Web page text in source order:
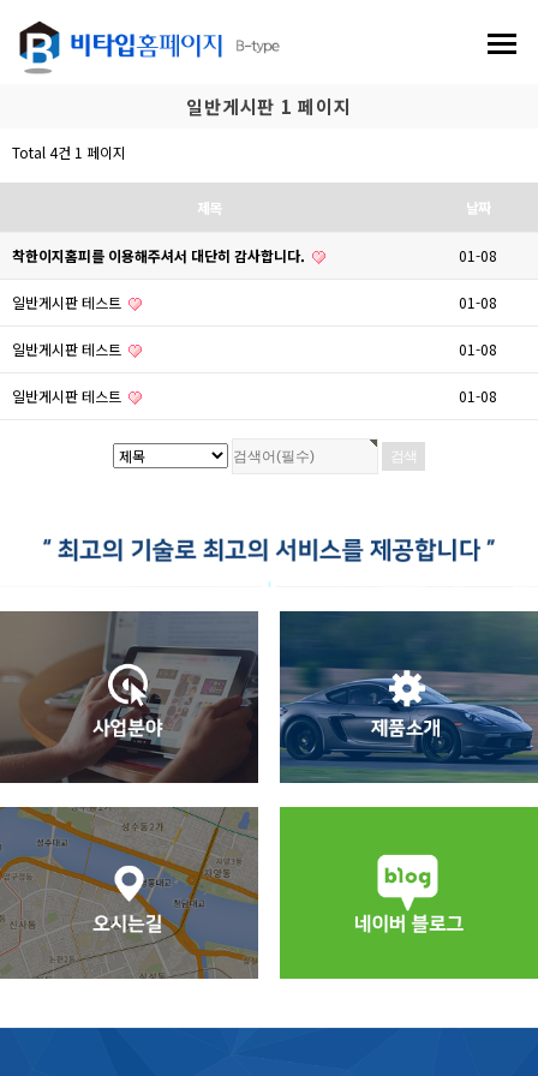
일반게시판 1 페이지
Total 4건 1 페이지
제목 날짜
착한이지홈피를 이용해주셔서 대단히 감사합니다. 01-08
일반게시판 테스트 01-08
일반게시판 테스트 01-08
일반게시판 테스트 01-08